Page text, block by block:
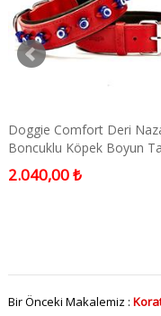
Doggie Comfort Deri
Boncuklu Köpek Boyun
Small Kırmızı
2.040,00 ₺
Bir Önceki Makalemiz :